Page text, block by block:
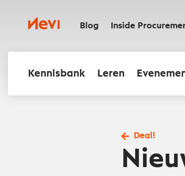
inhoudNevi Blog Inside
Kennisbank Leren
Deal!